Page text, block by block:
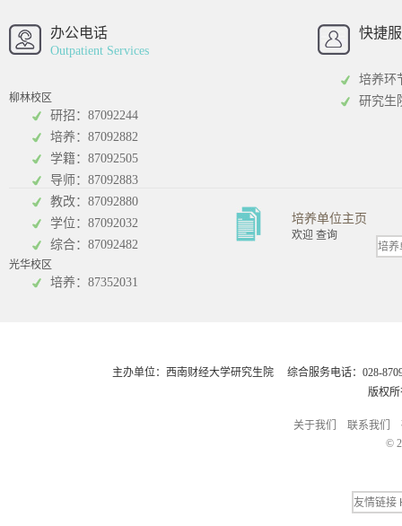
招办
工商管理学院
办公电话
Outpatient Services
柳林校区
研招：87092244
培养：87092882
学籍：87092505
导师：87092883
教改：87092880
学位：87092032
综合：87092482
光华校区
培养：87352031
快捷
培养环
研究生
培养单位主页
欢迎 查询
主办单位：西南财经大学研究生院 综合服务电话：028-
版权
关于我们 联系我们
©